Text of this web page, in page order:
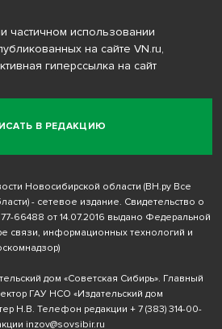
В РЕДАКЦИЮ
частичном использовании
на сайте VN.ru,
гиперссылка на сайт
Новосибирской области (ВН.ру Все
- сетевое издание. Свидетельство о
66488 от 14.07.2016 выдано Федеральной
связи, информационных технологий и
дом «Советская Сибирь». Главный
ГАУ НСО «Издательский дом
Н.В. Телефон редакции + 7 (383) 314-00-
inzov@sovsibir.ru